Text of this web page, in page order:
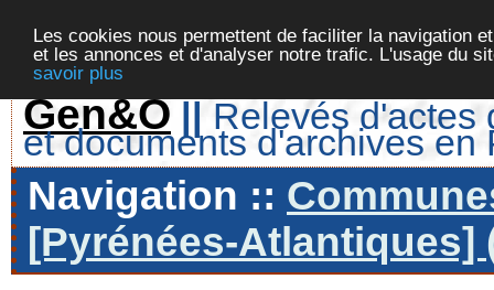
Les cookies nous permettent de faciliter la navigation
et les annonces et d'analyser notre trafic. L'usage du
savoir plus
Gen&O || Relevés d'actes
et documents d'archives en
Navigation ::
[Pyrénées-Atlantiques]